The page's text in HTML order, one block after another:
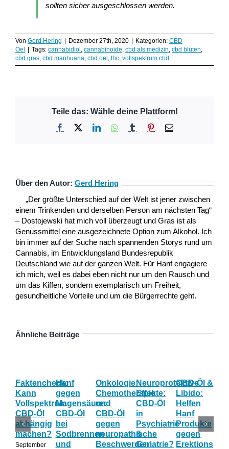
sollten sicher ausgeschlossen werden.
Von Gerd Hering Dezember 27th, 2020 Kategorien: CBD
Oel
Tags: cannabidiol , cannabinoide, cbd als medizin, cbd blüten,
cbd gras, cbd marihuana, cbd oel , thc, vollspektrum cbd
Teile das: Wähle deine Plattform!
Facebook LinkedInWhatsApp
Tumblr Pinterest
E-
Über den Autor: Gerd Hering
„Der größte Unterschied auf der Welt ist jener zwischen
einem Trinkenden und derselben Person am nächsten Tag“
– Dostojewski hat mich voll überzeugt und Gras ist als
Genussmittel eine ausgezeichnete Option zum Alkohol. Ich
bin immer auf der Suche nach spannenden Storys rund um
Cannabis, im Entwicklungsland Bundesrepublik
Deutschland wie auf der ganzen Welt. Für Hanf engagiere
ich mich, weil es dabei eben nicht nur um den Rausch und
um das Kiffen, sondern exemplarisch um Freiheit,
gesundheitliche Vorteile und um die Bürgerrechte geht.
Ähnliche Beiträge
Faktencheck:
Kann
Vollspektrum
CBD-Öl
abhängig
machen?
September
Hanf
gegen
Magensäure:
CBD-Öl
bei
Sodbrennen
und
Onkologie:
Chemotherapie
und
CBD-Öl
gegen
neuropathische
Beschwerden
Neuroprotektive
Effekte:
CBD-Öl
in
Psychiatrie
&
Geriatrie?
CBD-Öl &
Libido:
Helfen
Hanf
Produkte
gegen